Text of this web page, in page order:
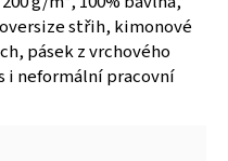
střih, kimonové
pásek z vrchového
i neformální pracovní